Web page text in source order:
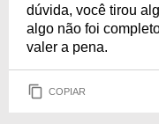
dúvida, você tirou
algo não foi
valer a pena.
COPIAR